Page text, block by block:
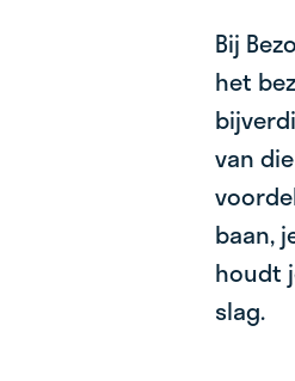
Bij
het
van
baan,
houdt
slag.